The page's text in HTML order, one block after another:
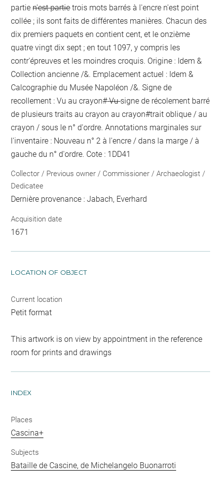
partien'est partie trois mots barrés à l'encre n'est point
collée ; ils sont faits de différentes manières. Chacun des
dix premiers paquets en contient cent, et le onzième
quatre vingt dix sept ; en tout 1097, y compris les
contr'épreuves et les moindres croquis. Origine : Idem &
Collection ancienne /&. Emplacement actuel : Idem &
Calcographie du Musée Napoléon /&. Signe de
recollement :Vu au crayon# Vu signe de récolement barré
de plusieurs traits au crayon au crayon#trait oblique / au
crayon / sous le n° d'ordre. Annotations marginales sur
l'inventaire : Nouveau n° 2 à l'encre / dans la marge / à
gauche du n° d'ordre. Cote : 1DD41
Collector / Previous owner / Commissioner / Archaeologist /
Dedicatee
Dernière provenance : Jabach, Everhard
Acquisition date
1671
LOCATION OF OBJECT
Current location
Petit format
This artwork is on view by appointment in the reference
room for prints and drawings
INDEX
Places
Cascina+
Subjects
Bataille de Cascine, de Michelangelo Buonarroti